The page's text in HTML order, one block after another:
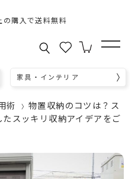
購入で送料無料
家具・インテリア
術
物置収納のコツは？ス
スッキリ収納アイデアをご